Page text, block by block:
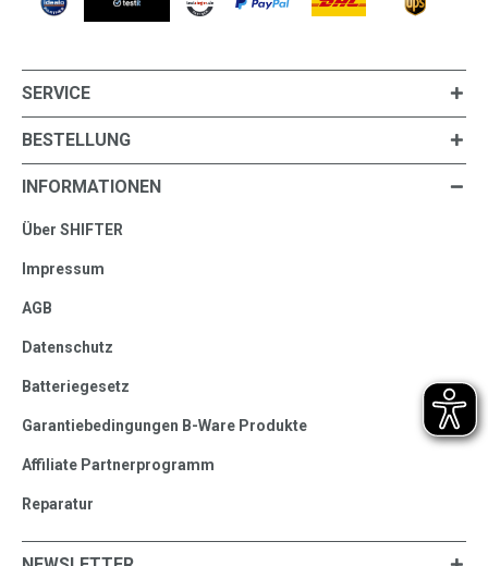
SERVICE
BESTELLUNG
INFORMATIONEN
Über SHIFTER
Impressum
AGB
Datenschutz
Batteriegesetz
Garantiebedingungen B-Ware Produkte
Affiliate Partnerprogramm
Reparatur